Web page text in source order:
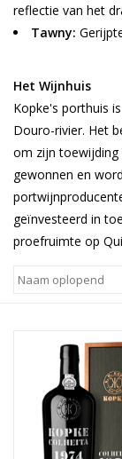
reflectie van het
Tawny:
Het Wijnhuis
Kopke's porthuis
Douro-rivier. Het
om zijn toewijding
gewonnen en
geïnvesteerd in
proefruimte op